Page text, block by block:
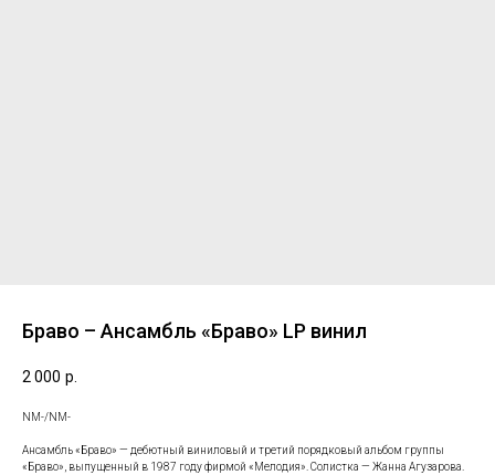
Браво – Ансамбль «Браво» LP винил
2 000 р.
NM-/NM-
Ансамбль «Браво» — дебютный виниловый и третий порядковый альбом группы
«Браво», выпущенный в 1987 году фирмой «Мелодия». Солистка — Жанна Агузарова.